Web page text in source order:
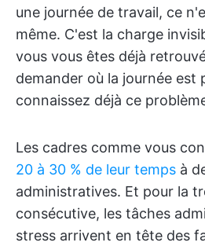
une journée de travail, ce
même. C'est la charge
vous vous êtes déjà
demander où la journée est
connaissez déjà ce
Les cadres comme vous
20 à 30 % de leur temps à
administratives. Et pour la
consécutive, les tâches
stress arrivent en tête des